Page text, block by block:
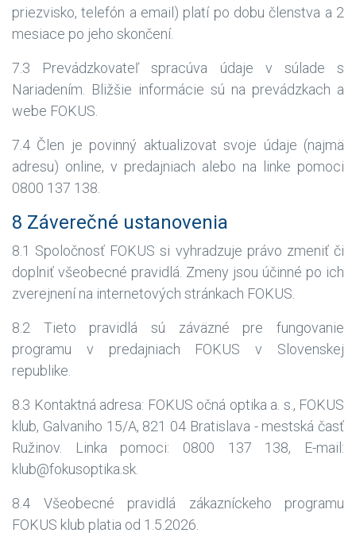
priezvisko, telefón a email) platí po dobu členstva a 2
mesiace po jeho skončení.
7.3 Prevádzkovateľ spracúva údaje v súlade s
Nariadením. Bližšie informácie sú na prevádzkach a
webe FOKUS.
7.4 Člen je povinný aktualizovat svoje údaje (najmä
adresu) online, v predajniach alebo na linke pomoci
0800 137 138.
8 Záverečné ustanovenia
8.1 Spoločnosť FOKUS si vyhradzuje právo zmeniť či
doplniť všeobecné pravidlá. Zmeny jsou účinné po ich
zverejnení na internetových stránkach FOKUS.
8.2 Tieto pravidlá sú záväzné pre fungovanie
programu v predajniach FOKUS v Slovenskej
republike.
8.3 Kontaktná adresa: FOKUS očná optika a. s., FOKUS
klub, Galvaniho 15/A, 821 04 Bratislava - mestská časť
Ružinov. Linka pomoci: 0800 137 138, E-mail:
klub@fokusoptika.sk.
8.4 Všeobecné pravidlá zákazníckeho programu
FOKUS klub platia od 1.5.2026.